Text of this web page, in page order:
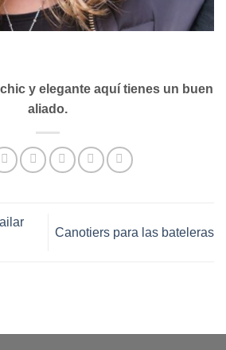
y elegante aquí tienes un buen
aliado.
Canotiers para las bateleras